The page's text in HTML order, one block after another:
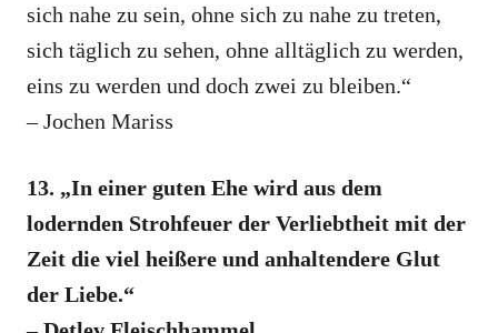
sich nahe zu sein, ohne sich zu nahe zu treten,
sich täglich zu sehen, ohne alltäglich zu werden,
eins zu werden und doch zwei zu bleiben.“
– Jochen Mariss
13. „In einer guten Ehe wird aus dem
lodernden Strohfeuer der Verliebtheit mit der
Zeit die viel heißere und anhaltendere Glut
der Liebe.“